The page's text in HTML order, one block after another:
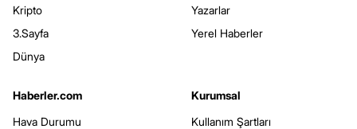
Kripto
3.Sayfa
Dünya
Yazarlar
Yerel Haberler
Haberler.com
Hava Durumu
Kurumsal
Kullanım Şartları